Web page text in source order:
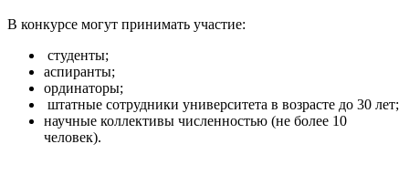
В конкурсе могут принимать участие:
студенты;
аспиранты;
ординаторы;
штатные сотрудники университета в возрасте до 30 лет;
научные коллективы численностью (не более 10
человек).